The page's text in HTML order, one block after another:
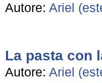
Autore: Ariel
La pasta con
Autore: Ariel